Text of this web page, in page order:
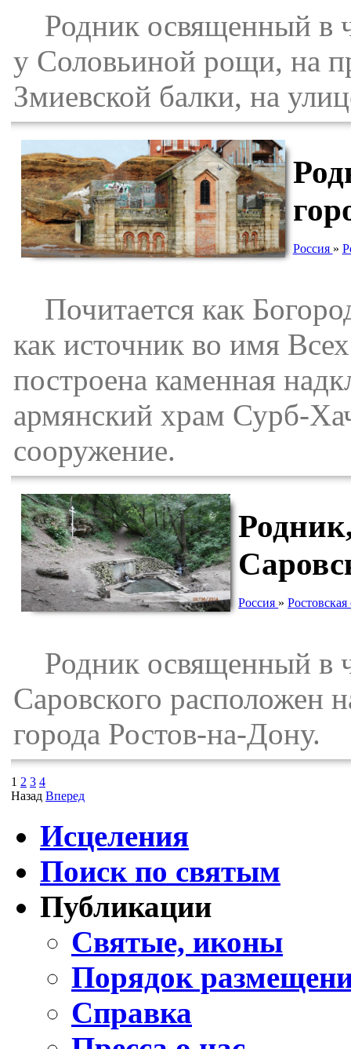
Родник освященный в
у Соловьиной рощи, на
Змиевской балки, на
Россия »
Почитается как
как источник во имя
построена каменная
армянский храм Сурб-
сооружение.
Россия »Ростовская
Родник освященный в
Саровского расположен
города Ростов-на-Дону.
1 2 3 4
Назад Вперед
Исцеления
Поиск по святым
Публикации
Святые, иконы
Порядок
Справка